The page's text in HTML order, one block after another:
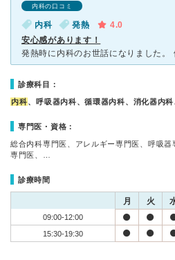
内科の口コミ
内科 発熱
4.0
安心感があります！
診療科目：
内科、呼吸器内科、循環器内科、消化器内
専門医・資格：
総合内科専門医、アレルギー専門医、呼吸
専門医、…
診療時間
月 火
09:00-12:00
15:30-19:30